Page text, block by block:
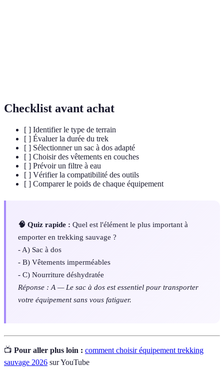
Checklist avant achat
[ ] Identifier le type de terrain
[ ] Évaluer la durée du trek
[ ] Sélectionner un sac à dos adapté
[ ] Choisir des vêtements en couches
[ ] Prévoir un filtre à eau
[ ] Vérifier la compatibilité des outils
[ ] Comparer le poids de chaque équipement
🧠 Quiz rapide : Quel est l'élément le plus important à
emporter en trekking sauvage ?
- A) Sac à dos
- B) Vêtements imperméables
- C) Nourriture déshydratée
Réponse : A — Le sac à dos est essentiel pour transporter
votre équipement sans vous fatiguer.
📺 Pour aller plus loin : comment choisir équipement trekking
sauvage 2026 sur YouTube